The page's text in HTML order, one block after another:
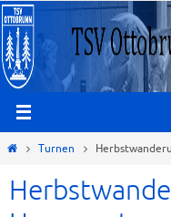
Zum
Inhalt
springen
StartTurnen